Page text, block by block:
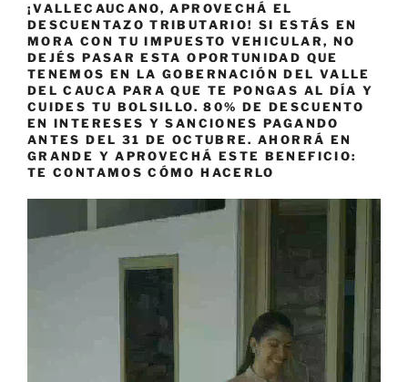
¡VALLECAUCANO, APROVECHÁ EL
DESCUENTAZO TRIBUTARIO! SI ESTÁS EN
MORA CON TU IMPUESTO VEHICULAR, NO
DEJÉS PASAR ESTA OPORTUNIDAD QUE
TENEMOS EN LA GOBERNACIÓN DEL VALLE
DEL CAUCA PARA QUE TE PONGAS AL DÍA Y
CUIDES TU BOLSILLO. 80% DE DESCUENTO
EN INTERESES Y SANCIONES PAGANDO
ANTES DEL 31 DE OCTUBRE. AHORRÁ EN
GRANDE Y APROVECHÁ ESTE BENEFICIO:
TE CONTAMOS CÓMO HACERLO